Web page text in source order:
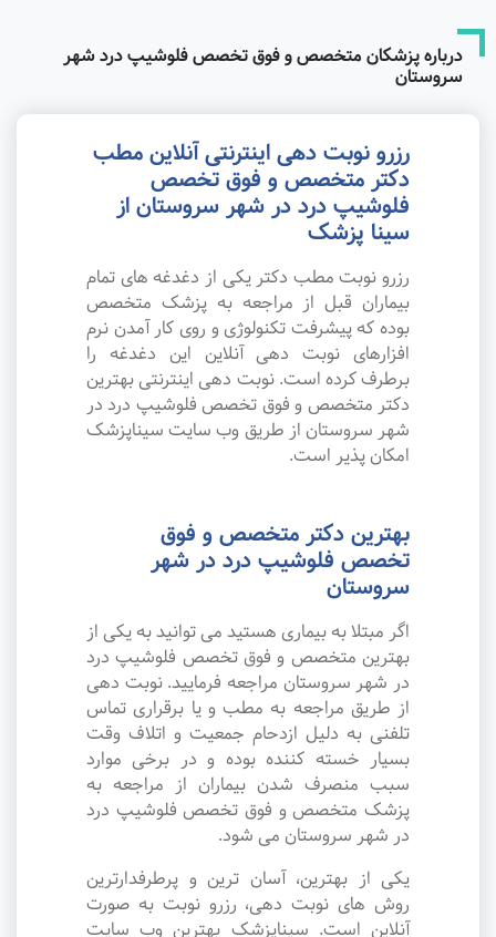
درباره پزشکان متخصص و فوق تخصص فلوشیپ درد شهر
سروستان
رزرو نوبت دهی اینترنتی آنلاین مطب
دکتر متخصص و فوق تخصص
فلوشیپ درد در شهر سروستان از
سینا پزشک
رزرو نوبت مطب دکتر یکی از دغدغه های تمام
بیماران قبل از مراجعه به پزشک متخصص
بوده که پیشرفت تکنولوژی و روی کار آمدن نرم
افزارهای نوبت دهی آنلاین این دغدغه را
برطرف کرده است. نوبت دهی اینترنتی بهترین
دکتر متخصص و فوق تخصص فلوشیپ درد در
شهر سروستان از طریق وب سایت سیناپزشک
امکان پذیر است.
بهترین دکتر متخصص و فوق
تخصص فلوشیپ درد در شهر
سروستان
اگر مبتلا به بیماری هستید می توانید به یکی از
بهترین متخصص و فوق تخصص فلوشیپ درد
در شهر سروستان مراجعه فرمایید. نوبت دهی
از طریق مراجعه به مطب و یا برقراری تماس
تلفنی به دلیل ازدحام جمعیت و اتلاف وقت
بسیار خسته کننده بوده و در برخی موارد
سبب منصرف شدن بیماران از مراجعه به
پزشک متخصص و فوق تخصص فلوشیپ درد
در شهر سروستان می شود.
یکی از بهترین، آسان ترین و پرطرفدارترین
روش های نوبت دهی، رزرو نوبت به صورت
آنلاین است. سیناپزشک بهترین وب سایت